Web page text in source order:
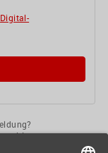
Digital-